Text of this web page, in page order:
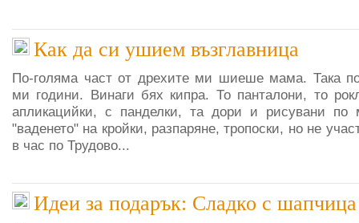
Как да си ушием възглавница
По-голяма част от дрехите ми шиеше мама. Така
ми години. Винаги бях кипра. То панталони, то
апликацийки, с панделки, та дори и рисувани
"ваденето" на кройки, разпаряне, тропоски, но не
в час по Трудово...
Идеи за подарък: Сладко с шапчица